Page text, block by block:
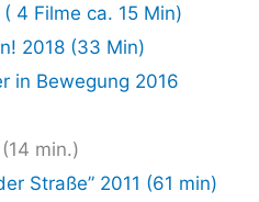
4 Fil­me ca. 15 Min)
2018 (33 Min)
in Bewe­gung 2016
min.)
Stra­ße” 2011 (61 min)